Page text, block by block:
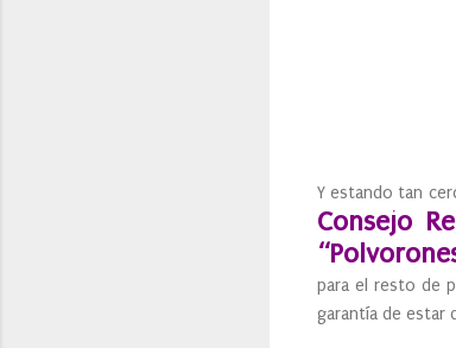
Y estando tan
Consejo
para el resto de
garantía de estar